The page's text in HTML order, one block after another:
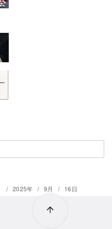
2025年 9月 16日